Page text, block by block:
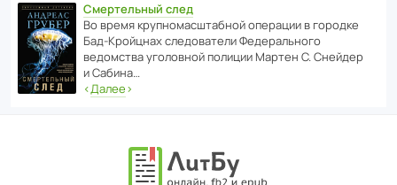
Смертельный след
Во время круп­но­мас­ш­та­бной операции в городке
Бад‑Крой­цнах следо­ва­тели Феде­раль­ного
ведомства уголо­вной полиции Мартен С. Снейдер
и Сабина…
‹Далее›